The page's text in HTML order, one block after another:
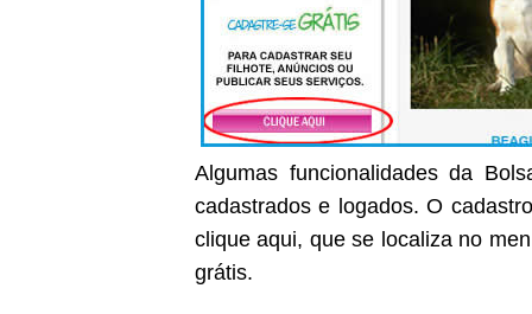
Algumas funcionalidades da
cadastrados e logados. O
clique aqui, que se localiza no
grátis.